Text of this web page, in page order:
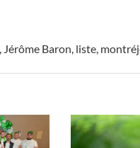
Jérôme Baron liste